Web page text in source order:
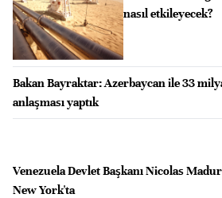
nasıl etkileyecek?
Bakan Bayraktar: Azerbaycan ile 33
anlaşması yaptık
Venezuela Devlet Başkanı Nicolas
New York'ta